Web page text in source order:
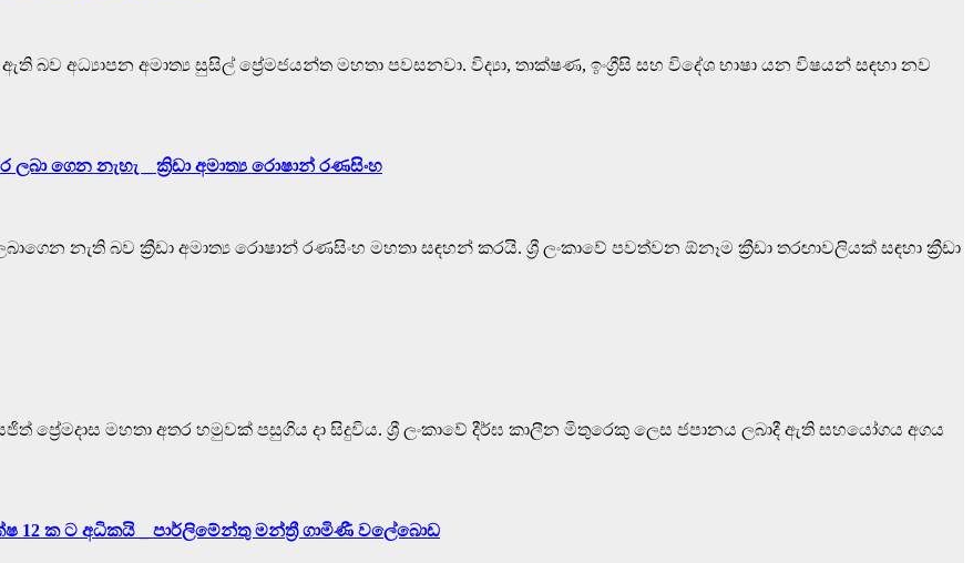
බව අධ්‍යාපන අමාත්‍ය සුසිල් ප්‍රේමජයන්ත මහතා පවසනවා. විද්‍යා, තාක්ෂණ, ඉංග්‍රීසි සහ විදේශ භාෂා යන විෂයන් සඳහා නව
ලබා ගෙන නැහැ _ ක්‍රිඩා අමාත්‍ය රොෂාන් රණසිංහ
ලබාගෙන නැති බව ක්‍රීඩා අමාත්‍ය රොෂාන් රණසිංහ මහතා සඳහන් කරයි. ශ්‍රී ලංකාවේ පවත්වන ඕනෑම ක්‍රීඩා තරඟාවලියක් සඳහා ක්‍රීඩා
ප්‍රේමදාස මහතා අතර හමුවක් පසුගිය දා සිදුවිය. ශ්‍රී ලංකාවේ දීර්ඝ කාලීන මිතුරෙකු ලෙස ජපානය ලබාදී ඇති සහයෝගය අගය
12 ක ට අධිකයි _ පාර්ලිමේන්තු මන්ත්‍රී ගාමිණී වලේබොඩ